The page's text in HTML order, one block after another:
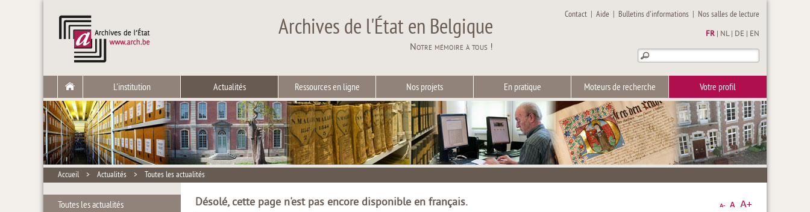
Archives de l'État en Belgique
Notre mémoire à tous !
Contact |Aide | Bulletins d'informations | Nos salles de lecture
FR NL| DE EN
L'institution Actualités Ressources en ligne Nos projets En pratique Moteurs de recherche Votre profil
Accueil > Actualités > Toutes les actualités
Toutes les actualités
Désolé, cette page n'est pas encore disponible en français.